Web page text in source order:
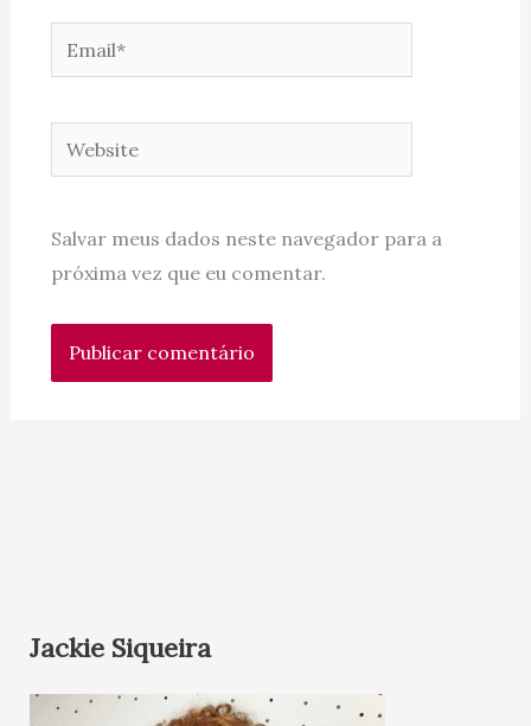
Email*
Website
Salvar meus dados neste navegador para a
próxima vez que eu comentar.
Jackie Siqueira